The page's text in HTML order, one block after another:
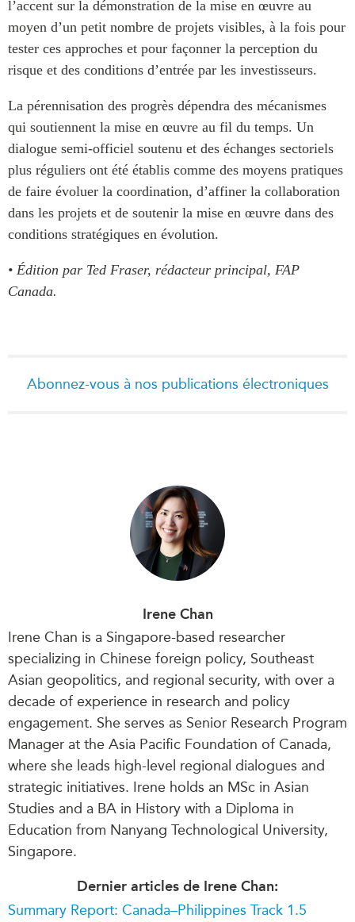
l’accent sur la démonstration de la mise en œuvre au
moyen d’un petit nombre de projets visibles, à la fois pour
tester ces approches et pour façonner la perception du
risque et des conditions d’entrée par les investisseurs.
La pérennisation des progrès dépendra des mécanismes
qui soutiennent la mise en œuvre au fil du temps. Un
dialogue semi-officiel soutenu et des échanges sectoriels
plus réguliers ont été établis comme des moyens pratiques
de faire évoluer la coordination, d’affiner la collaboration
dans les projets et de soutenir la mise en œuvre dans des
conditions stratégiques en évolution.
• Édition par Ted Fraser, rédacteur principal, FAP
Canada.
Abonnez-vous à nos publications électroniques
Irene Chan
Irene Chan is a Singapore-based researcher
specializing in Chinese foreign policy, Southeast
Asian geopolitics, and regional security, with over a
decade of experience in research and policy
engagement. She serves as Senior Research Program
Manager at the Asia Pacific Foundation of Canada,
where she leads high-level regional dialogues and
strategic initiatives. Irene holds an MSc in Asian
Studies and a BA in History with a Diploma in
Education from Nanyang Technological University,
Singapore.
Dernier articles de Irene Chan:
Summary Report: Canada–Philippines Track 1.5